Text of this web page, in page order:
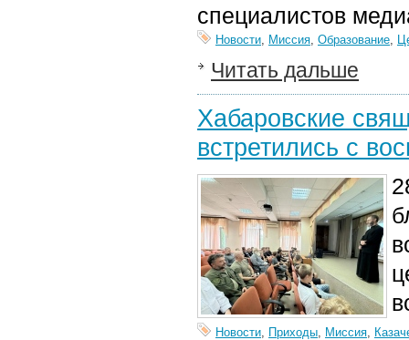
специалистов
Новости, Миссия, Образование,
Читать дальше
Хабаровские
встретились с
Новости, Приходы, Миссия,